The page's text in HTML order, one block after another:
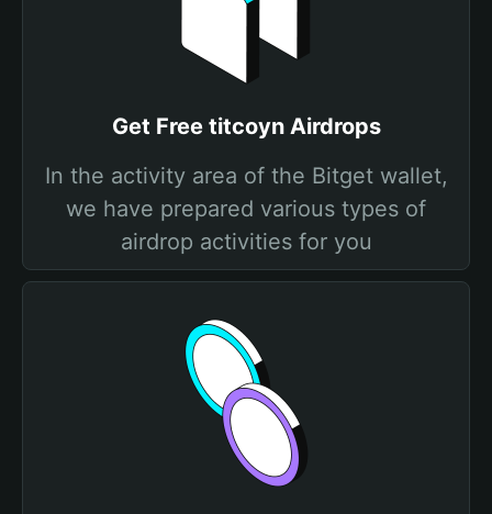
Get Free titcoyn Airdrops
In the activity area of the Bitget wallet,
we have prepared various types of
airdrop activities for you